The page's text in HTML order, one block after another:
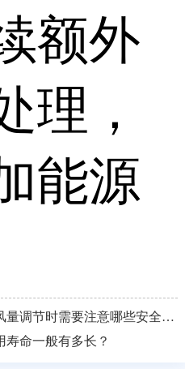
额外
理，
能源
煤泥干燥设备通风量调节时需要注意哪些安全事项？
寿命一般有多长？